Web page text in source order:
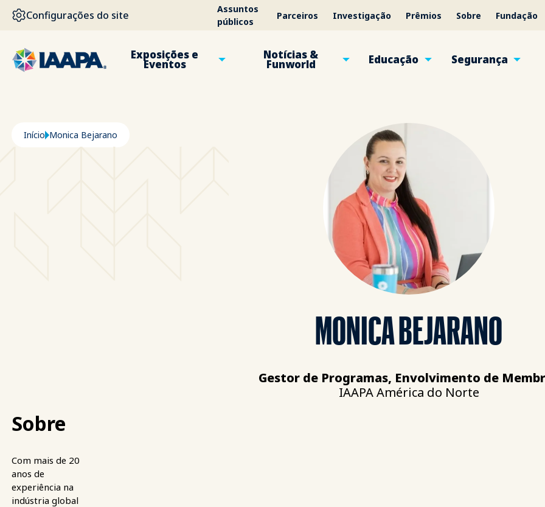
PASSAR PARA O CONTEÚDO PRINCIPAL
Configurações do site
Assuntos
públicos
Parceiros Investigação Prêmios Sobre Fundação
Exposições e
Eventos
Notícias &
Funworld Educação Segurança
Navegação estrutural
Início Monica Bejarano
MONICA BEJARANO
Gestor de Programas, Envolvimento de
IAAPA América do Norte
Sobre
Com mais de 20
anos de
experiência na
indústria global